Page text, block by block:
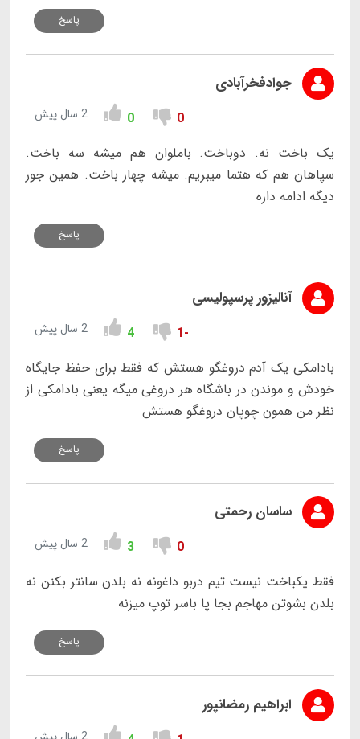
پاسخ
جوادفخرآبادی
0
0 2 سال پیش
یک باخت نه. دوباخت. باملوان هم میشه سه باخت.
سپاهان هم که هتما میبریم. میشه چهار باخت. همین جور
دیگه ادامه داره
پاسخ
آنالیزور پرسپولیسی
-1
4 2 سال پیش
بادامکی یک آدم دروغگو هستش که فقط برای حفظ جایگاه
خودش و موندن در باشگاه هر دروغی میگه یعنی بادامکی از
نظر من همون چوپان دروغگو هستش
پاسخ
ساسان رحمتی
0
3 2 سال پیش
فقط یکباخت نیست تیم دربو داغونه نه بلدن سانتر بکنن نه
بلدن بشوتن مهاجم بجا پا باسر توپ میزنه
پاسخ
ابراهیم رمضانپور